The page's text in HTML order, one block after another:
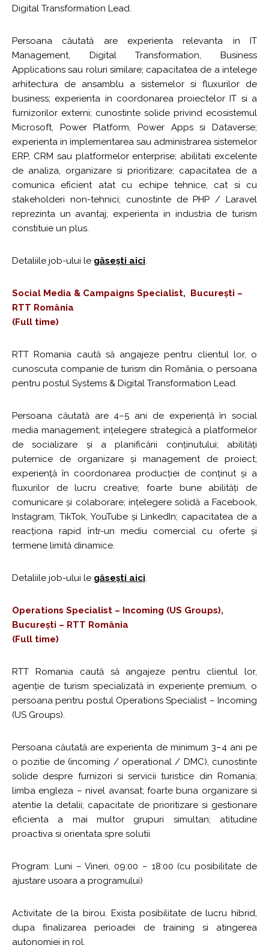
Digital Transformation Lead.
Persoana căutată are experienta relevanta in IT
Management, Digital Transformation, Business
Applications sau roluri similare; capacitatea de a intelege
arhitectura de ansamblu a sistemelor si fluxurilor de
business; experienta in coordonarea proiectelor IT si a
furnizorilor externi; cunostinte solide privind ecosistemul
Microsoft, Power Platform, Power Apps si Dataverse;
experienta in implementarea sau administrarea sistemelor
ERP, CRM sau platformelor enterprise; abilitati excelente
de analiza, organizare si prioritizare; capacitatea de a
comunica eficient atat cu echipe tehnice, cat si cu
stakeholderi non-tehnici; cunostinte de PHP / Laravel
reprezinta un avantaj; experienta in industria de turism
constituie un plus.
Detaliile job-ului le găsești aici.
Social Media & Campaigns Specialist, București –
RTT România
(Full time)
RTT Romania caută să angajeze pentru clientul lor, o
cunoscuta companie de turism din România, o persoana
pentru postul Systems & Digital Transformation Lead.
Persoana căutată are 4–5 ani de experiență în social
media management; ințelegere strategică a platformelor
de socializare și a planificării conținutului; abilități
puternice de organizare și management de proiect;
experiență în coordonarea producției de conținut și a
fluxurilor de lucru creative; foarte bune abilități de
comunicare și colaborare; ințelegere solidă a Facebook,
Instagram, TikTok, YouTube și LinkedIn; capacitatea de a
reacționa rapid într-un mediu comercial cu oferte și
termene limită dinamice.
Detaliile job-ului le găsești aici.
Operations Specialist – Incoming (US Groups),
București – RTT România
(Full time)
RTT Romania caută să angajeze pentru clientul lor,
agenție de turism specializată in experiențe premium, o
persoana pentru postul Operations Specialist – Incoming
(US Groups).
Persoana căutată are experienta de minimum 3–4 ani pe
o pozitie de (incoming / operational / DMC), cunostinte
solide despre furnizori si servicii turistice din Romania;
limba engleza – nivel avansat; foarte buna organizare si
atentie la detalii; capacitate de prioritizare si gestionare
eficienta a mai multor grupuri simultan; atitudine
proactiva si orientata spre solutii
Program: Luni – Vineri, 09:00 – 18:00 (cu posibilitate de
ajustare usoara a programului)
Activitate de la birou. Exista posibilitate de lucru hibrid,
dupa finalizarea perioadei de training si atingerea
autonomiei in rol.